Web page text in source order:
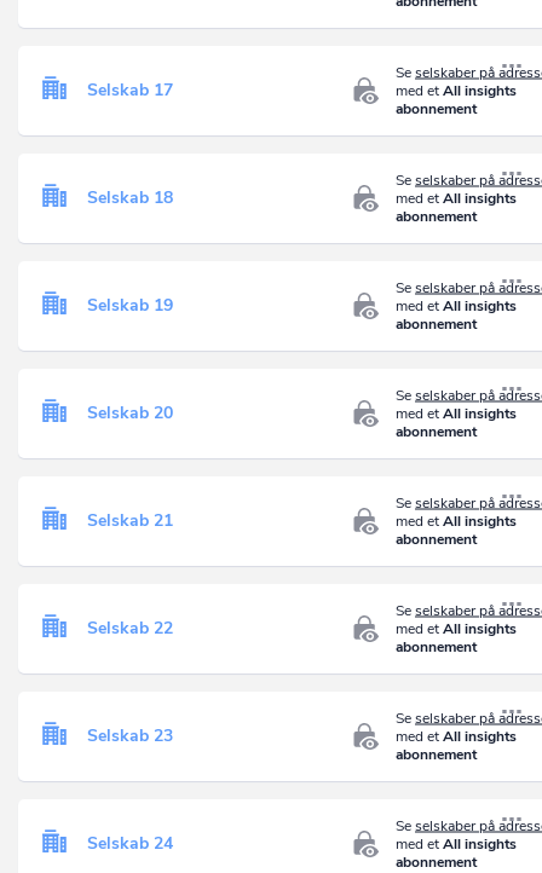
Seselskaber på
med etAll insights
abonnement
Selskab 17
Seselskaber på
med etAll insights
abonnement
Selskab 18
Seselskaber på
med etAll insights
abonnement
Selskab 19
Seselskaber på
med etAll insights
abonnement
Selskab 20
Seselskaber på
med etAll insights
abonnement
Selskab 21
Seselskaber på
med etAll insights
abonnement
Selskab 22
Seselskaber på
med etAll insights
abonnement
Selskab 23
Seselskaber på
med etAll insights
abonnement
Selskab 24